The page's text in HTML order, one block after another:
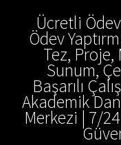
Ücretli
Ödev
Tez, Proje,
Sunum,
Başarılı
Akademik
Merkezi | 7/